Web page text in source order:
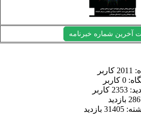
آخرین شماره خبرنامه